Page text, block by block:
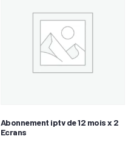
Abonnement iptv de 12 mois x 2
Ecrans